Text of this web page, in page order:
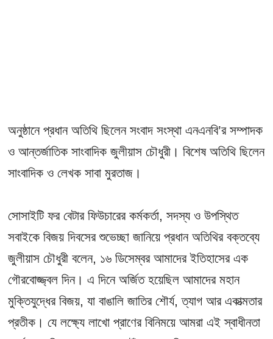
অনুষ্ঠানে প্রধান অতিথি ছিলেন সংবাদ সংস্থা এনএনবি’র সম্পাদক
ও আন্তর্জাতিক সাংবাদিক জুলীয়াস চৌধুরী। বিশেষ অতিথি ছিলেন
সাংবাদিক ও লেখক সাবা মুরতাজ।
সোসাইটি ফর বেটার ফিউচারের কর্মকর্তা, সদস্য ও উপস্থিত
সবাইকে বিজয় দিবসের শুভেচ্ছা জানিয়ে প্রধান অতিথির বক্তব্যে
জুলীয়াস চৌধুরী বলেন, ১৬ ডিসেম্বর আমাদের ইতিহাসের এক
গৌরবোজ্জ্বল দিন। এ দিনে অর্জিত হয়েছিল আমাদের মহান
মুক্তিযুদ্ধের বিজয়, যা বাঙালি জাতির শৌর্য, ত্যাগ আর একাত্মতার
প্রতীক। যে লক্ষ্যে লাখো প্রাণের বিনিময়ে আমরা এই স্বাধীনতা